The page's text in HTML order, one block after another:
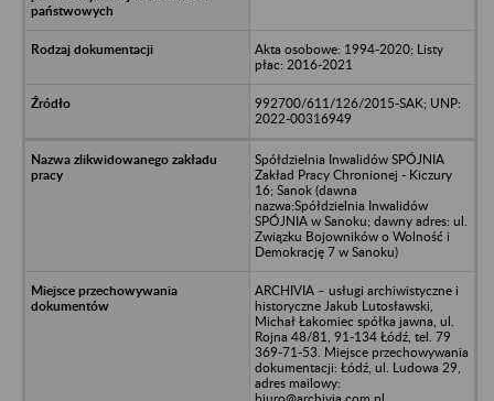
Akta osobowe: 1994-2020; Listy
płac: 2016-2021
992700/611/126/2015-SAK; UNP:
2022-00316949
Spółdzielnia Inwalidów SPÓJNIA
Zakład Pracy Chronionej - Kiczury
16; Sanok (dawna
nazwa:Spółdzielnia Inwalidów
SPÓJNIA w Sanoku; dawny adres: ul.
Związku Bojowników o Wolność i
Demokrację 7 w Sanoku)
ARCHIVIA – usługi archiwistyczne i
historyczne Jakub Lutosławski,
Michał Łakomiec spółka jawna, ul.
Rojna 48/81, 91-134 Łódź, tel. 79
369-71-53. Miejsce przechowywania
dokumentacji: Łódź, ul. Ludowa 29,
adres mailowy: